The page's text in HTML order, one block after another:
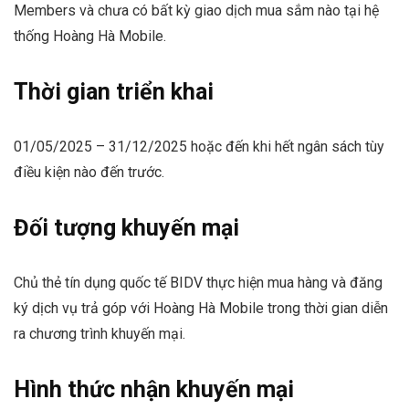
Members và chưa có bất kỳ giao dịch mua sắm nào tại hệ
thống Hoàng Hà Mobile.
Thời gian triển khai
01/05/2025 – 31/12/2025 hoặc đến khi hết ngân sách tùy
điều kiện nào đến trước.
Đối tượng khuyến mại
Chủ thẻ tín dụng quốc tế BIDV thực hiện mua hàng và đăng
ký dịch vụ trả góp với Hoàng Hà Mobile trong thời gian diễn
ra chương trình khuyến mại.
Hình thức nhận khuyến mại